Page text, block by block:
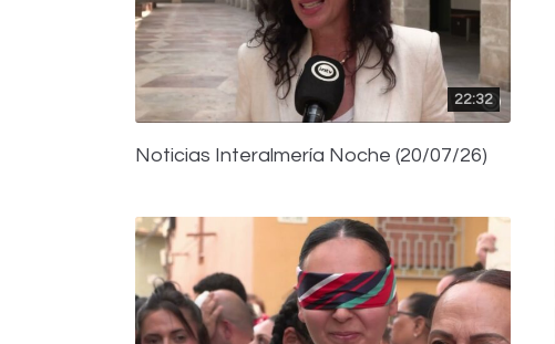
22:32
Noticias Interalmería Noche (20/07/26)